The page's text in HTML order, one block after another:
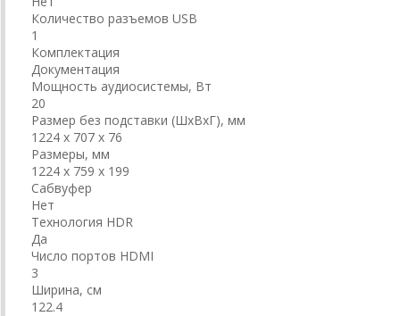
Количество разъемов USB
1
Комплектация
Документация
Мощность аудиосистемы, Вт
20
Размер без подставки (ШxВxГ), мм
1224 x 707 x 76
Размеры, мм
1224 x 759 x 199
Сабвуфер
Нет
Технология HDR
Да
Число портов HDMI
3
Ширина, см
122.4